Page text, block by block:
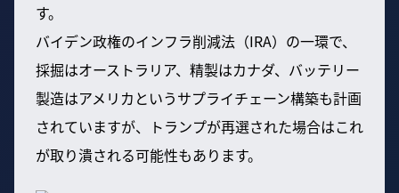
す。
バイデン政権のインフラ削減法（IRA）の一環で、
採掘はオーストラリア、精製はカナダ、バッテリー
製造はアメリカというサプライチェーン構築も計画
されていますが、トランプが再選された場合はこれ
が取り潰される可能性もあります。